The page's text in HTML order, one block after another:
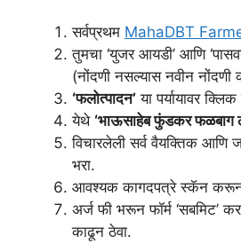
सर्वप्रथम MahaDBT
तुमचा ‘युजर आयडी’ आणि
(नोंदणी नसल्यास नवीन नोंदणी
‘फलोत्पादन’ या पर्यायावर
येथे ‘भाऊसाहेब फुंडकर फळबाग
विचारलेली सर्व वैयक्तिक आणि
भरा.
आवश्यक कागदपत्रे स्कॅन
अर्ज फी भरून फॉर्म ‘सबमिट’
काढून ठेवा.